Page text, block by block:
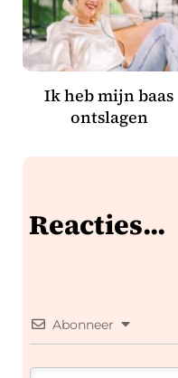
Ik heb mijn baas
ontslagen
Reacties...
Abonneer